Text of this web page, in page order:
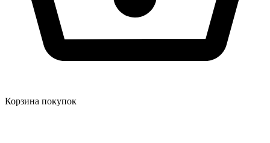
Корзина покупок